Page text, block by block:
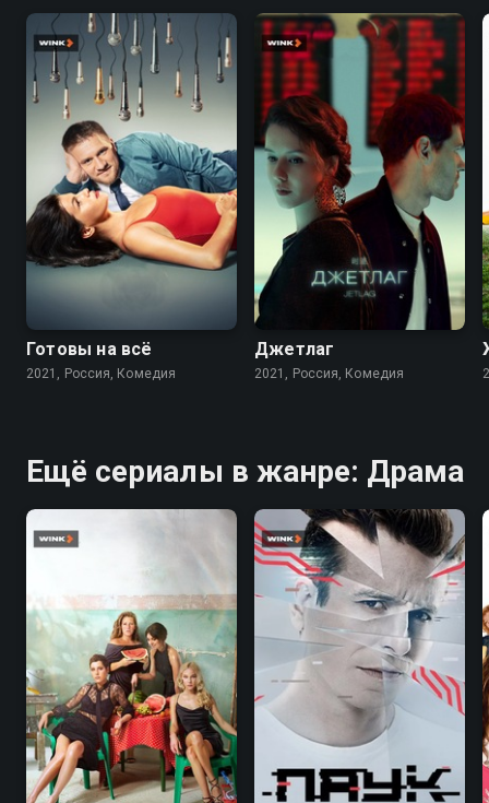
7.5
Готовы на всё
2021, Россия, Комедия
6.9
Джетлаг
2021, Россия, Комедия
Ещё сериалы в жанре: Драма
7.7 7.6 7.1